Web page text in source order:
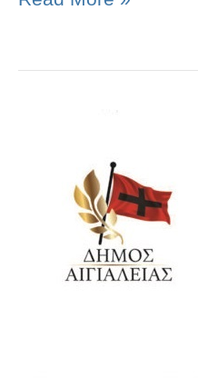
ΣΥΝΕΔΡΙΑΣΗΣ
30.10.2025